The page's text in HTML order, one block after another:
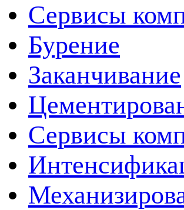
Сервисы
Бурение
Заканчивание
Сервисы